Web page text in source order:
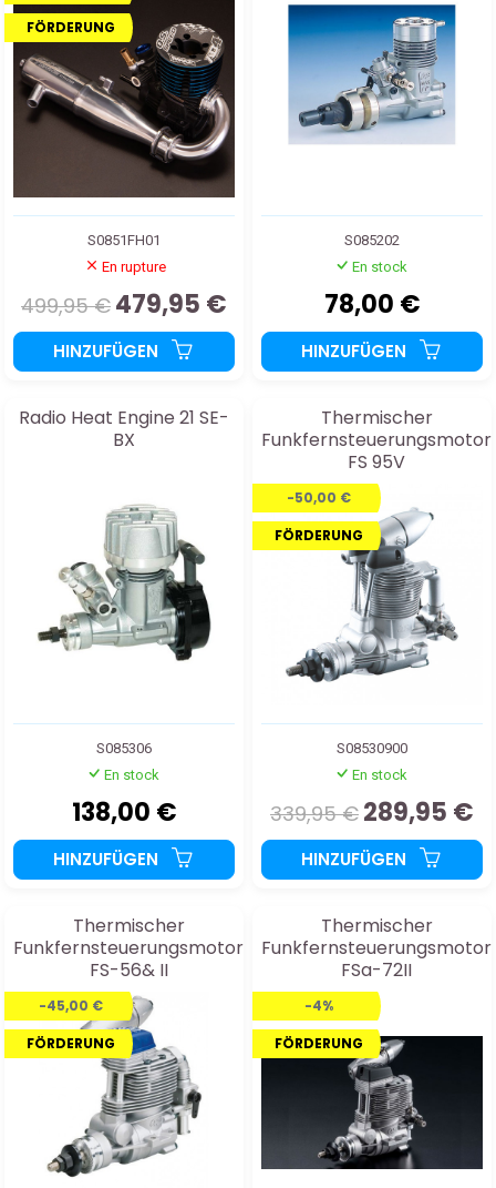
FÖRDERUNG
S0851FH01
En rupture
499,95 € 479,95 €
HINZUFÜGEN
S085202
En stock
78,00 €
HINZUFÜGEN
Radio Heat Engine 21 SE-
BX
S085306
En stock
138,00 €
HINZUFÜGEN
Thermischer
Funkfernsteuerungsmotor
FS 95V
-50,00 €
FÖRDERUNG
S08530900
En stock
339,95 € 289,95 €
HINZUFÜGEN
Thermischer
Funkfernsteuerungsmotor
FS-56& II
-45,00 €
FÖRDERUNG
Thermischer
Funkfernsteuerungsmotor
FSa-72II
-4%
FÖRDERUNG